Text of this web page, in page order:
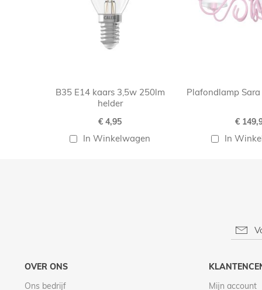
B35 E14 kaars 3,5w 250lm
helder
€ 4,95
In Winkelwagen
Plafondlamp
€
In
OVER ONS
Ons bedrijf
Mijn account